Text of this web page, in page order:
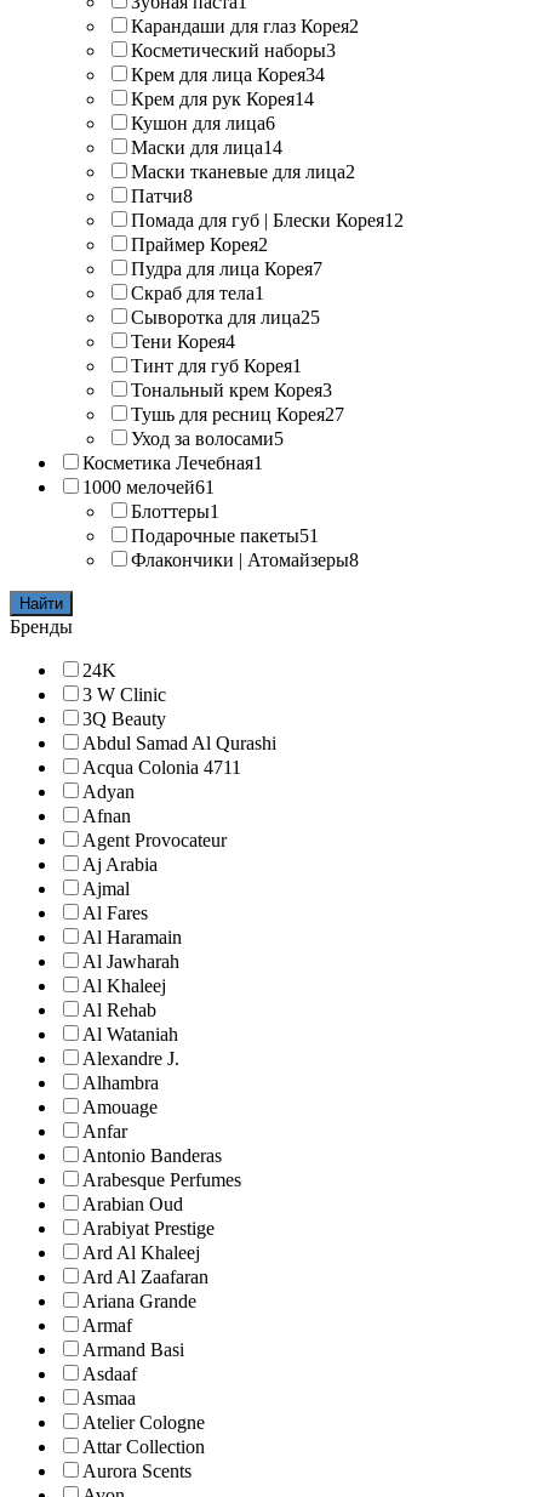
Карандаши для глаз Корея2
Косметический наборы3
Крем для лица Корея34
Крем для рук Корея14
Кушон для лица6
Маски для лица14
Маски тканевые для лица2
Патчи8
Помада для губ | Блески Корея12
Праймер Корея2
Пудра для лица Корея7
Скраб для тела1
Сыворотка для лица25
Тени Корея4
Тинт для губ Корея1
Тональный крем Корея3
Тушь для ресниц Корея27
Уход за волосами5
Косметика Лечебная1
1000 мелочей61
Блоттеры1
Подарочные пакеты51
Флакончики | Атомайзеры8
Найти
Бренды
24K
3 W Clinic
3Q Beauty
Abdul Samad Al Qurashi
Acqua Colonia 4711
Adyan
Afnan
Agent Provocateur
Aj Arabia
Ajmal
Al Fares
Al Haramain
Al Jawharah
Al Khaleej
Al Rehab
Al Wataniah
Alexandre J.
Alhambra
Amouage
Anfar
Antonio Banderas
Arabesque Perfumes
Arabian Oud
Arabiyat Prestige
Ard Al Khaleej
Ard Al Zaafaran
Ariana Grande
Armaf
Armand Basi
Asdaaf
Asmaa
Atelier Cologne
Attar Collection
Aurora Scents